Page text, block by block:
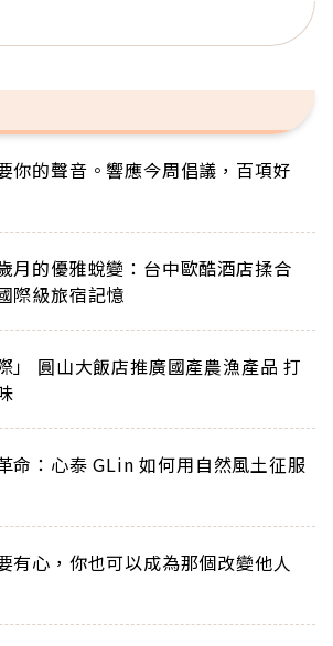
你的聲音。響應今周倡議，百項好
月的優雅蛻變：台中歐酷酒店揉合
際級旅宿記憶
」 圓山大飯店推廣國產農漁產品 打
命：心泰 GLin 如何用自然風土征服
有心，你也可以成為那個改變他人